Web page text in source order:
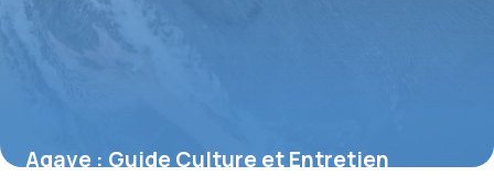
Agave : Guide Culture et Entretien